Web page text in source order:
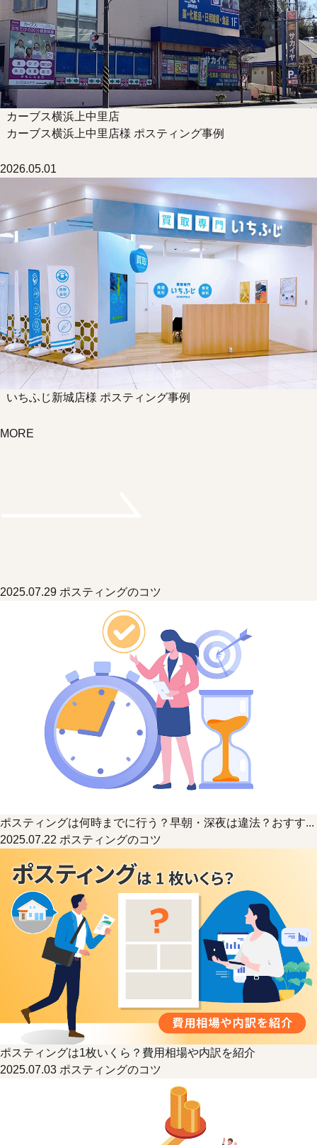
カーブス横浜上中里店
カーブス横浜上中里店様 ポスティング事例
2026.05.01
いちふじ新城店様 ポスティング事例
MORE
2025.07.29 ポスティングのコツ
ポスティングは何時までに行う？早朝・深夜は違法？おすす...
2025.07.22 ポスティングのコツ
ポスティングは1枚いくら？費用相場や内訳を紹介
2025.07.03 ポスティングのコツ